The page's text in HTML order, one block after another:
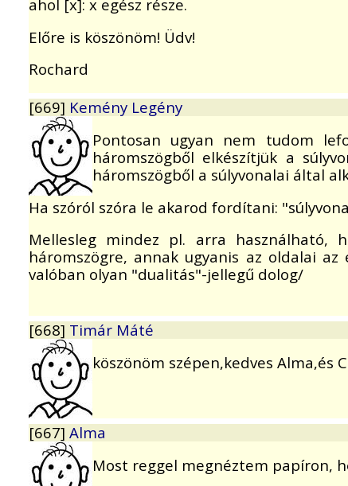
ahol [x]: x egész része.
Előre is köszönöm! Üdv!
Rochard
[669] Kemény Legény
Pontosan ugyan nem tudom
háromszögből elkészítjük a
háromszögből a súlyvonalai által
Ha szóról szóra le akarod fordítani:
Mellesleg mindez pl. arra használható,
háromszögre, annak ugyanis az oldalai
valóban olyan "dualitás"-jellegű dolog/
[668] Timár Máté
köszönöm szépen,kedves Alma,és
[667] Alma
Most reggel megnéztem papíron,